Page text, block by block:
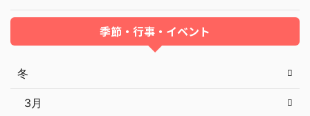
季節・行事・イベント
冬
3月